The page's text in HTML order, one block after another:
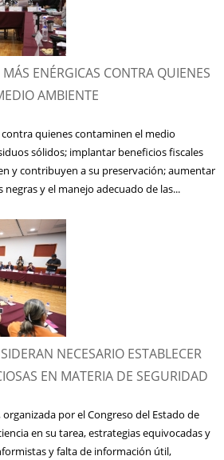
ENÉRGICAS CONTRA QUIENES
AMBIENTE
quienes contaminen el medio
sólidos; implantar beneficios fiscales
y contribuyen a su preservación; aumentar
y el manejo adecuado de las...
NECESARIO ESTABLECER
EN MATERIA DE SEGURIDAD
organizada por el Congreso del Estado de
en su tarea, estrategias equivocadas y
y falta de información útil,